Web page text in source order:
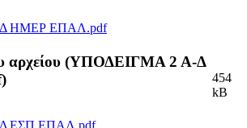
ΗΜΕΡ ΕΠΑΛ.pdf
αρχείου (ΥΠΟΔΕΙΓΜΑ 2 Α-Δ
454
kB